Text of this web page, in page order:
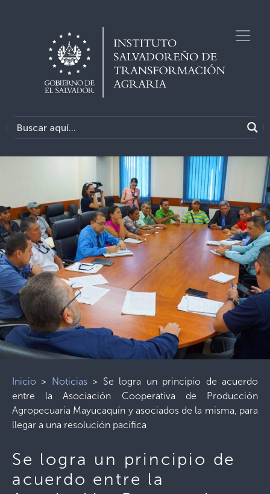
Inicio > Noticias> Se logra un principio de acuerdo
entre la Asociación Cooperativa de Producción
Agropecuaria Mayucaquín y asociados de la misma, para
llegar a una resolución pacífica
Se logra un principio de
acuerdo entre la